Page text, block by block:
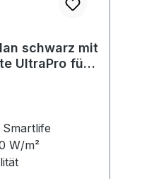
schwarz mit
UltraPro für
W/m²